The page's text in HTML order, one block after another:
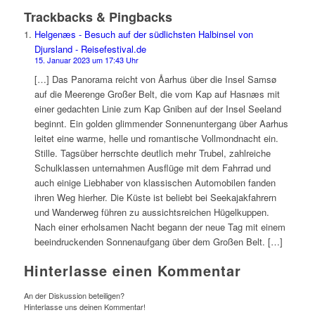
Trackbacks & Pingbacks
Helgenæs - Besuch auf der südlichsten Halbinsel von
Djursland - Reisefestival.de
15. Januar 2023 um 17:43 Uhr
[…] Das Panorama reicht von Åarhus über die Insel Samsø
auf die Meerenge Großer Belt, die vom Kap auf Hasnæs mit
einer gedachten Linie zum Kap Gniben auf der Insel Seeland
beginnt. Ein golden glimmender Sonnenuntergang über Aarhus
leitet eine warme, helle und romantische Vollmondnacht ein.
Stille. Tagsüber herrschte deutlich mehr Trubel, zahlreiche
Schulklassen unternahmen Ausflüge mit dem Fahrrad und
auch einige Liebhaber von klassischen Automobilen fanden
ihren Weg hierher. Die Küste ist beliebt bei Seekajakfahrern
und Wanderweg führen zu aussichtsreichen Hügelkuppen.
Nach einer erholsamen Nacht begann der neue Tag mit einem
beeindruckenden Sonnenaufgang über dem Großen Belt. […]
Hinterlasse einen Kommentar
An der Diskussion beteiligen?
Hinterlasse uns deinen Kommentar!